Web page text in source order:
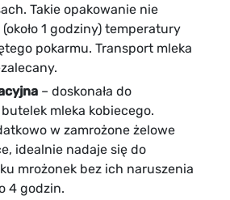
Takie opakowanie nie
1 godziny) temperatury
pokarmu. Transport mleka
– doskonała do
mleka kobiecego.
w zamrożone żelowe
idealnie nadaje się do
mrożonek bez ich naruszenia
4 godzin.